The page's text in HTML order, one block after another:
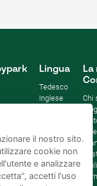
Lingua
Tedesco
Inglese
Olandese
La
Chi
Blog
il nostro sito.
cookie non
e analizzare
accetti l'uso